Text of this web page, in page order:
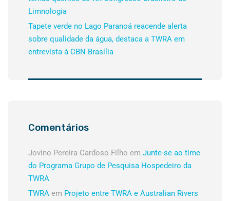
Limnologia
Tapete verde no Lago Paranoá reacende alerta
sobre qualidade da água, destaca a TWRA em
entrevista à CBN Brasília
Comentários
Jovino Pereira Cardoso Filho em Junte-se ao time
do Programa Grupo de Pesquisa Hospedeiro da
TWRA
TWRA em Projeto entre TWRA e Australian Rivers